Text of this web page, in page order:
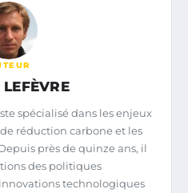
spécialisé dans les enjeux
réduction carbone et les
près de quinze ans, il
des politiques
technologiques